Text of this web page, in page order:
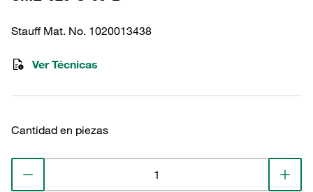
Stauff Mat. No. 1020013438
Ver Técnicas
Cantidad en piezas